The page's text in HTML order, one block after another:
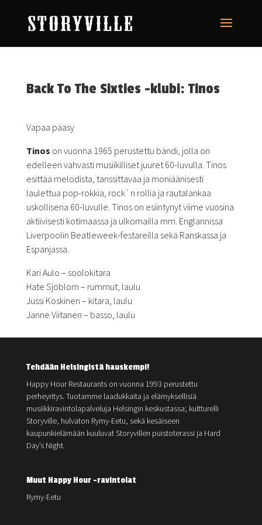
Back To The Sixties -klubi: Tinos
Vapaa pääsy
Tinos on vuonna 1965 perustettu bändi, jolla on
edelleen vahvasti musiikilliset juuret 60-luvulla. Tinos
esittää melodista, tanssittavaa ja moniäänisesti
laulettua pop-rokkia, rock`n rollia ja rautalankaa
uskollisena 60-luvulle. Tinos on esiintynyt viime vuosina
aktiivisesti kotimaassa ja ulkomailla mm. Englannissa
Liverpoolin Beatleweek-festareilla sekä Ranskassa ja
Espanjassa.
Kari Aulo – soolokitara
Hate Sjöblom – rummut, laulu
Jussi Koskinen – kitara, laulu
Janne Viitanen – basso, laulu
Tehdään Helsingistä hauskempi!
Happy Hour Restaurants on vuonna 1993 perustettu
perheyritys. Tuotamme laadukkaita ja elämyksellisiä
musiikkiravintolapalveluja Helsingin keskustassa; kultturelli
Storyville, hulvaton Rymy-Eetu, sekä kesäiseen
kaupunkielämään kuuluvat Storyvillen puistoterassi ja Hard
Day’s Night.
Muut Happy Hour -ravintolat
Rymy-Eetu